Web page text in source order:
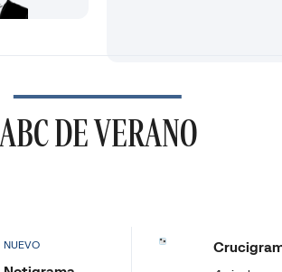
DE VERANO
NUEVO